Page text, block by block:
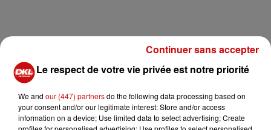
Le respect de votre vie privée est notre priorité
We and our (447) partnersdo the following data processing based on
your consent and/or our legitimate interest: Store and/or access
information on a device; Use limited data to select advertising; Create
Continuer sans accepter